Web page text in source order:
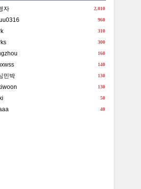
자 2,010
960
310
300
160
140
민박 130
130
50
40